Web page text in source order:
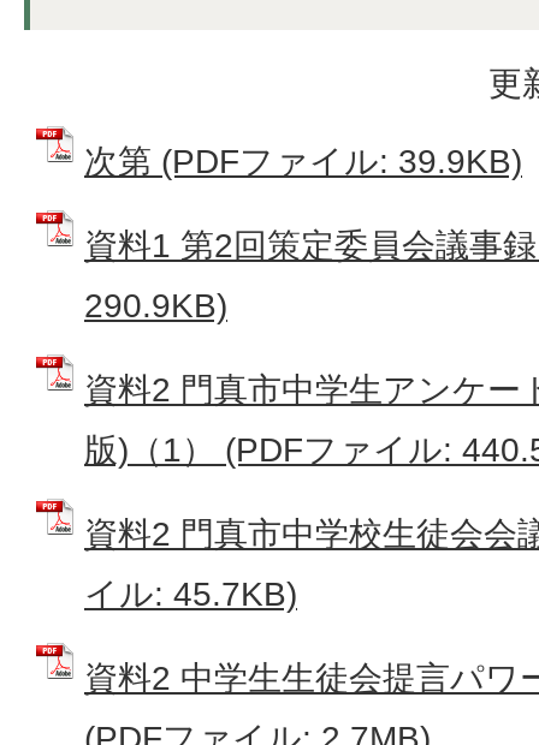
更
次第 (PDFファイル: 39.9KB)
資料1 第2回策定委員会議事
290.9KB)
資料2 門真市中学生アンケー
版)（1） (PDFファイル:
資料2 門真市中学校生徒会会
イル: 45.7KB)
資料2 中学生生徒会提言パワ